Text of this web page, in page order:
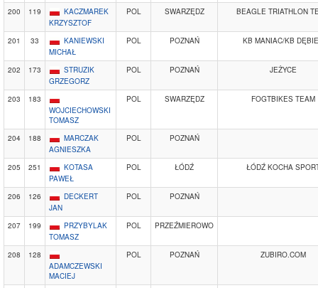
200 119
KACZMAREK
KRZYSZTOF
POL SWARZĘDZ BEAGLE TRIATHLON
201 33
KANIEWSKI
MICHAŁ
POL POZNAŃ KB MANIAC/KB
202 173
STRUZIK
GRZEGORZ
POL POZNAŃ JEŻYCE
203
183
WOJCIECHOWSKI
TOMASZ
POL SWARZĘDZ FOGTBIKES TEAM
204 188
MARCZAK
AGNIESZKA
POL POZNAŃ
205 251
KOTASA
PAWEŁ
POL ŁÓDŹ ŁÓDŹ KOCHA
206 126
DECKERT
JAN
POL POZNAŃ
207 199
PRZYBYLAK
TOMASZ
POL PRZEŹMIEROWO
208
128
ADAMCZEWSKI
MACIEJ
POL POZNAŃ ZUBIRO.COM